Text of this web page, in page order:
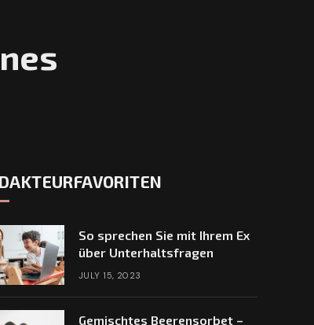
So sprechen Sie mit Ihrem Ex
über Unterhaltsfragen
JULY 15, 2023
Gemischtes Beerensorbet –